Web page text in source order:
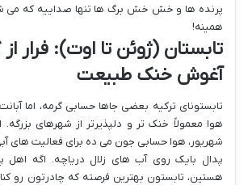
پرنده ها و خش خش برگ ها تنها صداییه که می
همینه!
تابستان (ژوئن تا اوت): فرار از
آغوش خنک طبیعت
تابستونای ترکیه بعضی جاها حسابی گرمه، اما
هوا معمولاً خنک تر و دلپذیرتر از شهرهای بزرگه.
شهریور، هوا حسابی جون می ده برای فعالیت های
پدال بایک روی آب های زلال دریاچه. اگه
هستین، تابستون بهترین فرصته که چادرتون رو